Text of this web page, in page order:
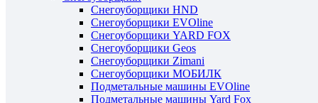
Снегоуборщики HND
Снегоуборщики EVOline
Снегоуборщики YARD FOX
Снегоуборщики Geos
Снегоуборщики Zimani
Снегоуборщики МОБИЛК
Подметальные машины EVOline
Подметальные машины Yard Fox